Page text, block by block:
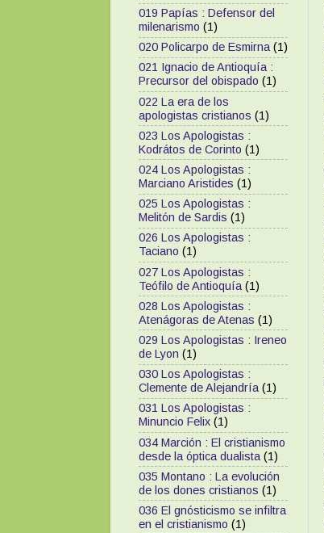
019 Papías : Defensor del
milenarismo (1)
020 Policarpo de Esmirna (1)
021 Ignacio de Antioquía :
Precursor del obispado (1)
022 La era de los
apologistas cristianos (1)
023 Los Apologistas :
Kodrátos de Corinto (1)
024 Los Apologistas :
Marciano Aristides (1)
025 Los Apologistas :
Melitón de Sardis (1)
026 Los Apologistas :
Taciano (1)
027 Los Apologistas :
Teófilo de Antioquía (1)
028 Los Apologistas :
Atenágoras de Atenas (1)
029 Los Apologistas : Ireneo
de Lyon (1)
030 Los Apologistas :
Clemente de Alejandría (1)
031 Los Apologistas :
Minuncio Felix (1)
034 Marción : El cristianismo
desde la óptica dualista (1)
035 Montano : La evolución
de los dones cristianos (1)
036 El gnósticismo se infiltra
en el cristianismo (1)